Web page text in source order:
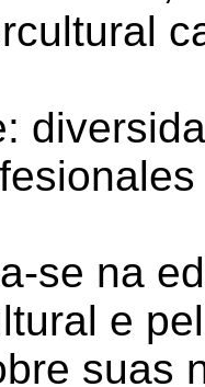
se na
e
suas